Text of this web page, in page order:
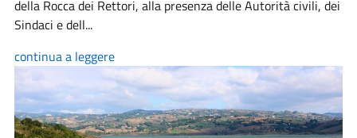
della Rocca dei Rettori, alla presenza delle Autorità civili, dei
Sindaci e dell...
continua a leggere